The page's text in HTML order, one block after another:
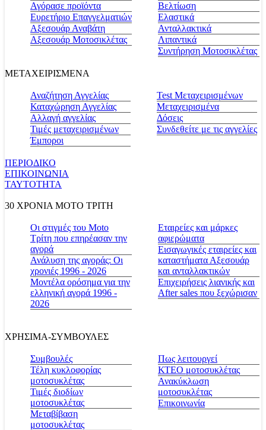
Αγόρασε προϊόντα
Ευρετήριο Επαγγελματιών
Αξεσουάρ Αναβάτη
Αξεσουάρ Μοτοσικλέτας
Βελτίωση
Ελαστικά
Ανταλλακτικά
Λιπαντικά
Συντήρηση Μοτοσικλέτας
ΜΕΤΑΧΕΙΡΙΣΜΕΝΑ
Αναζήτηση Αγγελίας
Καταχώρηση Αγγελίας
Αλλαγή αγγελίας
Τιμές μεταχειρισμένων
Έμποροι
Test Μεταχειρισμένων
Μεταχειρισμένα
Δόσεις
Συνδεθείτε με τις αγγελίες
ΠΕΡΙΟΔΙΚΟ
ΕΠΙΚΟΙΝΩΝΙΑ
ΤΑΥΤΟΤΗΤΑ
30 ΧΡΟΝΙΑ MOTO ΤΡΙΤΗ
Οι στιγμές του Moto
Τρίτη που επηρέασαν την
αγορά
Ανάλυση της αγοράς: Οι
χρονιές 1996 - 2026
Μοντέλα ορόσημα για την
ελληνική αγορά 1996 -
2026
Εταιρείες και μάρκες
αφιερώματα
Εισαγωγικές εταιρείες και
καταστήματα Αξεσουάρ
και ανταλλακτικών
Επιχειρήσεις λιανικής και
After sales που ξεχώρισαν
ΧΡΗΣΙΜΑ-ΣΥΜΒΟΥΛΕΣ
Συμβουλές
Τέλη κυκλοφορίας
μοτοσυκλέτας
Τιμές διοδίων
μοτοσυκλέτας
Μεταβίβαση
μοτοσυκλέτας
Πως λειτουργεί
ΚΤΕΟ μοτοσυκλέτας
Ανακύκλωση
μοτοσυκλέτας
Επικοινωνία